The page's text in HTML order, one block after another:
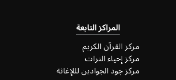
المراكز التابعة
مركز القرآن الكريم
مركز إحياء التراث
مركز جود الجوادين لللإغاثة